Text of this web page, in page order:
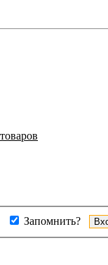
Запомнить?